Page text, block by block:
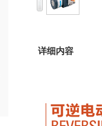
详细内容